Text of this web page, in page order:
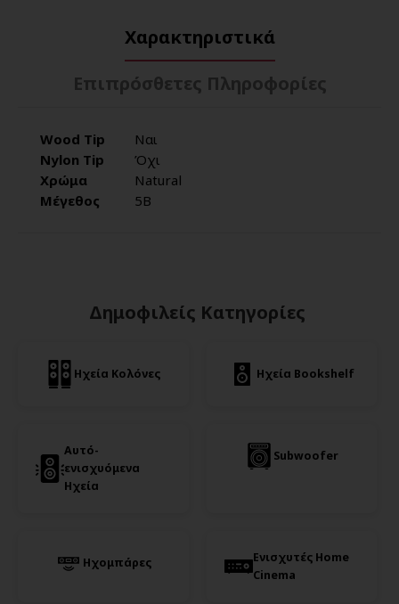
Χαρακτηριστικά
Επιπρόσθετες Πληροφορίες
Wood Tip
Ναι
Nylon Tip
Όχι
Χρώμα
Natural
Μέγεθος
5Β
Δημοφιλείς Κατηγορίες
Ηχεία Κολόνες Ηχεία Bookshelf
Αυτό-
ενισχυόμενα
Ηχεία
Subwoofer
Ηχομπάρες
Ενισχυτές Home
Cinema